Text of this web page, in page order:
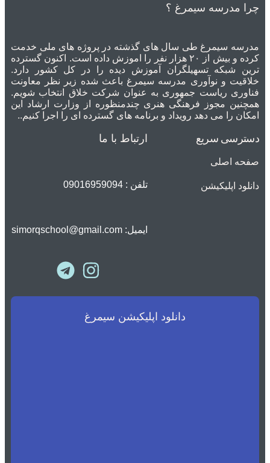
چرا مدرسه سیمرغ ؟
مدرسه سیمرغ طی سال های گذشته در پروژه های ملی خدمت
کرده و بیش از ۲۰ هزار نفر را اموزش داده است. اکنون گسترده
ترین شبکه تسهیلگران آموزش دیده را در کل کشور دارد.
خلاقیت و نوآوری مدرسه سیمرغ باعث شده زیر نظر معاونت
فناوری ریاست جمهوری به عنوان شرکت خلاق انتخاب شویم.
همچنین مجوز فرهنگی هنری چندمنظوره از وزارت ارشاد این
امکان را می دهد رویداد و برنامه های گسترده ای را اجرا کنیم..
دسترسی سریع
صفحه اصلی
دانلود اپلیکیشن
ارتباط با ما
تلفن : 09016959094
ایمیل: simorqschool@gmail.com
دانلود اپلیکیشن سیمرغ